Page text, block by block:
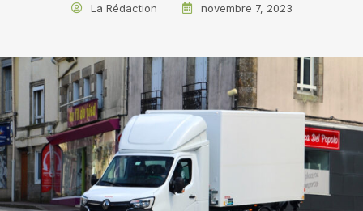
La Rédaction novembre 7, 2023